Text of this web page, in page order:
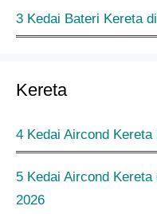
3 Kedai Bateri Kereta
Kereta
4 Kedai Aircond
5 Kedai Aircond
2026